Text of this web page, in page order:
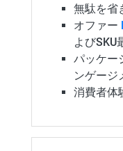
無駄を省
オファー
よびSKU
パッケー
ンゲージ
消費者体